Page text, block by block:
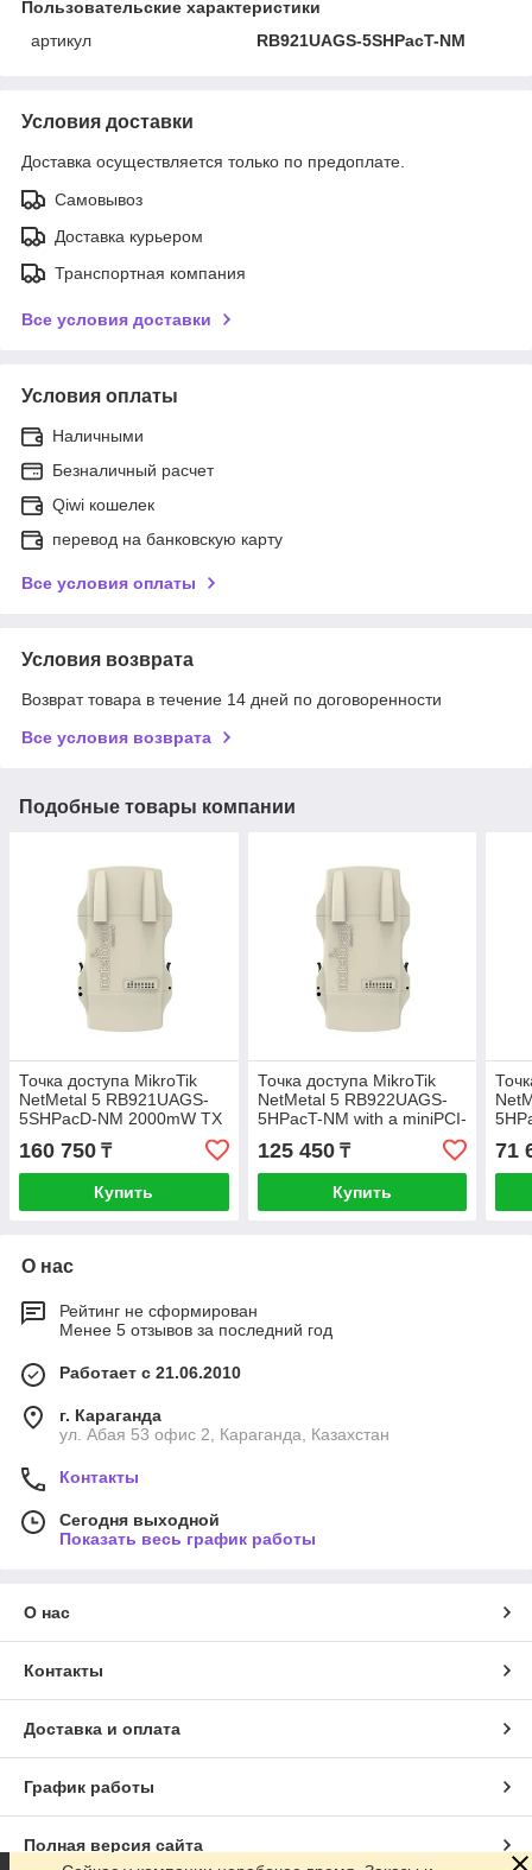
Пользовательские характеристики
артикул
RB921UAGS-5SHPacT-NM
Условия доставки
Доставка осуществляется только по предоплате.
Самовывоз
Доставка курьером
Транспортная компания
Все условия доставки
Условия оплаты
Наличными
Безналичный расчет
Qiwi кошелек
перевод на банковскую карту
Все условия оплаты
Условия возврата
Возврат товара в течение 14 дней по договоренности
Все условия возврата
Подобные товары компании
Точка доступа MikroTik
NetMetal 5 RB921UAGS-
5SHPacD-NM 2000mW TX
power, two RP-SMA
160 750 ₸
Купить
Точка доступа MikroTik
NetMetal 5 RB922UAGS-
5HPacT-NM with a miniPCI-
express slot, three RP-SMA
125 450₸
Купить
RP-
71
О нас
Рейтинг не сформирован
Менее 5 отзывов за последний год
Работает с 21.06.2010
г. Караганда
ул. Абая 53 офис 2, Караганда, Казахстан
Контакты
Сегодня выходной
Показать весь график работы
О нас
Контакты
Доставка и оплата
График работы
Полная версия сайта